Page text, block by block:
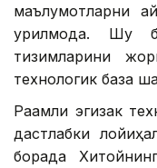
маълумотларни
қурилмоқда. Шу
тизимларини
технологик база
Рақамли эгизак
дастлабки
борада